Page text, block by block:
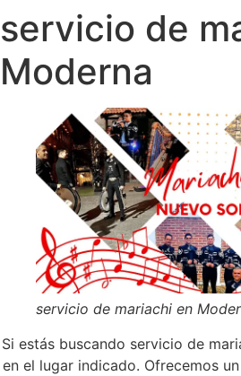
servicio de
Moderna
servicio de mariachi en
Si estás buscando servicio de
en el lugar indicado. Ofrecemos